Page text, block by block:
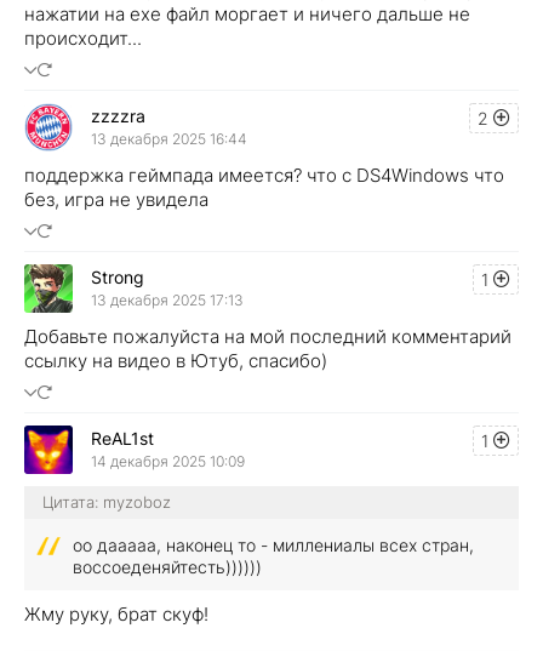
нажатии на ехе файл моргает и ничего дальше не
происходит...
2
zzzzra
13 декабря 2025 16:44
поддержка геймпада имеется? что с DS4Windows что
без, игра не увидела
1
Strong
13 декабря 2025 17:13
Добавьте пожалуйста на мой последний комментарий
ссылку на видео в Ютуб, спасибо)
1
ReAL1st
14 декабря 2025 10:09
Цитата: myzoboz
оо дааааа, наконец то - миллениалы всех стран,
воссоеденяйтесть))))))
Жму руку, брат скуф!